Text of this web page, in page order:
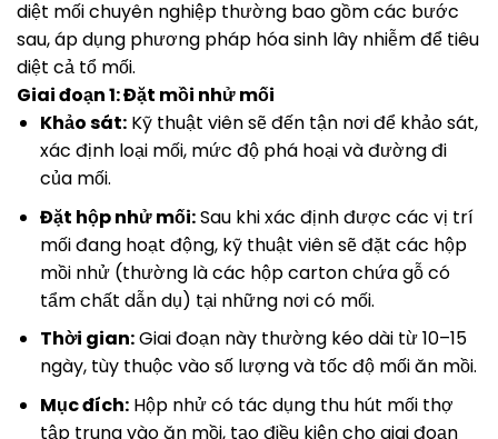
diệt mối chuyên nghiệp thường bao gồm các bước
sau, áp dụng phương pháp hóa sinh lây nhiễm để tiêu
diệt cả tổ mối.
Giai đoạn 1: Đặt mồi nhử mối
Khảo sát:Kỹ thuật viên sẽ đến tận nơi để khảo sát,
xác định loại mối, mức độ phá hoại và đường đi
của mối.
Đặt hộp nhử mối:Sau khi xác định được các vị trí
mối đang hoạt động, kỹ thuật viên sẽ đặt các hộp
mồi nhử (thường là các hộp carton chứa gỗ có
tẩm chất dẫn dụ) tại những nơi có mối.
Thời gian:Giai đoạn này thường kéo dài từ 10–15
ngày, tùy thuộc vào số lượng và tốc độ mối ăn mồi.
Mục đích:Hộp nhử có tác dụng thu hút mối thợ
tập trung vào ăn mồi, tạo điều kiện cho giai đoạn